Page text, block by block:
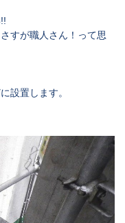
!!
すが職人さん！って思
設置します。